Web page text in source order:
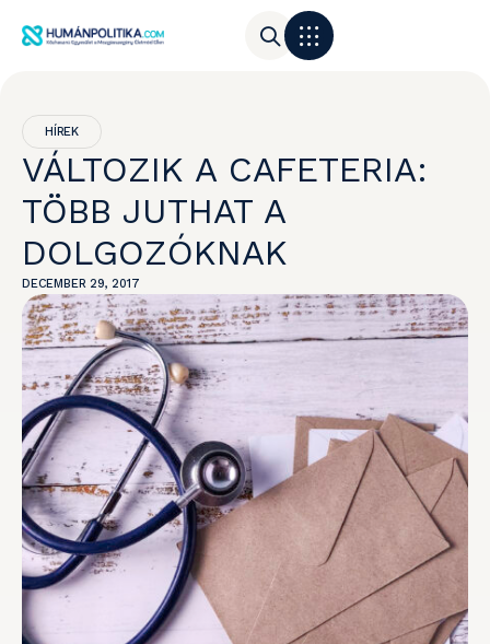
HÍREK
VÁLTOZIK A CAFETERIA:
TÖBB JUTHAT A
DOLGOZÓKNAK
DECEMBER 29, 2017